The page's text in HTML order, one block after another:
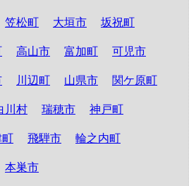
笠松町 大垣市 坂祝町
高山市 富加町 可児市
川辺町 山県市 関ケ原町
川村 瑞穂市 神戸町
町 飛騨市 輪之内町
本巣市